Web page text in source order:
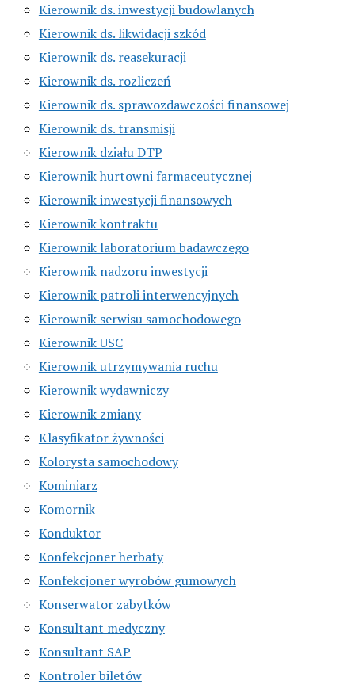
Kierownik ds. inwestycji budowlanych
Kierownik ds. likwidacji szkód
Kierownik ds. reasekuracji
Kierownik ds. rozliczeń
Kierownik ds. sprawozdawczości finansowej
Kierownik ds. transmisji
Kierownik działu DTP
Kierownik hurtowni farmaceutycznej
Kierownik inwestycji finansowych
Kierownik kontraktu
Kierownik laboratorium badawczego
Kierownik nadzoru inwestycji
Kierownik patroli interwencyjnych
Kierownik serwisu samochodowego
Kierownik USC
Kierownik utrzymywania ruchu
Kierownik wydawniczy
Kierownik zmiany
Klasyfikator żywności
Kolorysta samochodowy
Kominiarz
Komornik
Konduktor
Konfekcjoner herbaty
Konfekcjoner wyrobów gumowych
Konserwator zabytków
Konsultant medyczny
Konsultant SAP
Kontroler biletów